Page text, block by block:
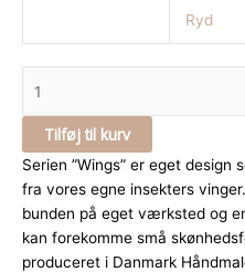
Ryd
Tilføj til kurv
Serien ”Wings” er eget
fra vores egne insekters
bunden på eget værksted og
kan forekomme små
produceret i Danmark